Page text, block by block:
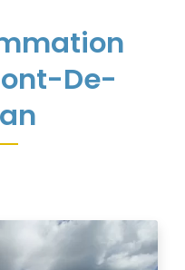
De-